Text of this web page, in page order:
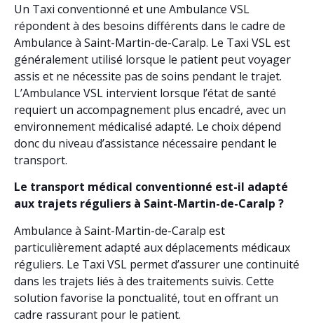
Un Taxi conventionné et une Ambulance VSL
répondent à des besoins différents dans le cadre de
Ambulance à Saint-Martin-de-Caralp. Le Taxi VSL est
généralement utilisé lorsque le patient peut voyager
assis et ne nécessite pas de soins pendant le trajet.
L’Ambulance VSL intervient lorsque l’état de santé
requiert un accompagnement plus encadré, avec un
environnement médicalisé adapté. Le choix dépend
donc du niveau d’assistance nécessaire pendant le
transport.
Le transport médical conventionné est-il adapté
aux trajets réguliers à Saint-Martin-de-Caralp ?
Ambulance à Saint-Martin-de-Caralp est
particulièrement adapté aux déplacements médicaux
réguliers. Le Taxi VSL permet d’assurer une continuité
dans les trajets liés à des traitements suivis. Cette
solution favorise la ponctualité, tout en offrant un
cadre rassurant pour le patient.